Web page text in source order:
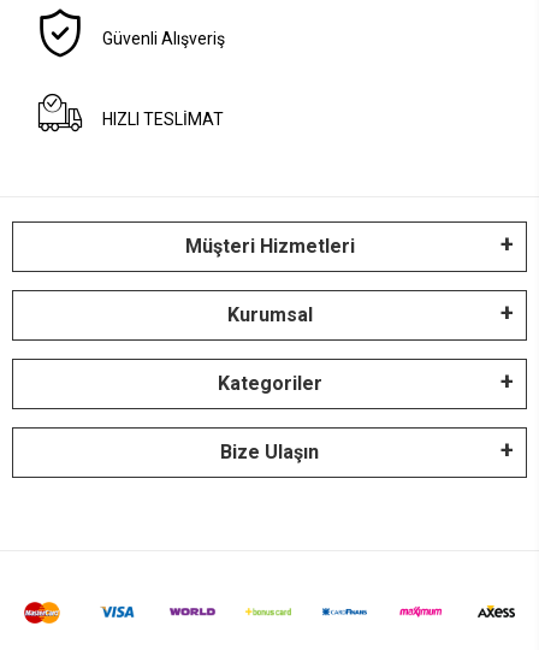
Güvenli Alışveriş
HIZLI TESLİMAT
Müşteri Hizmetleri
Kurumsal
Kategoriler
Bize Ulaşın